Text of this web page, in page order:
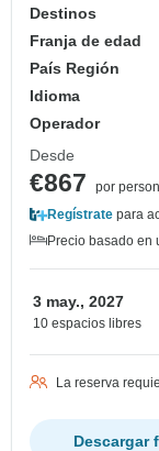
Destinos
Franja de edad
País Región
Idioma
Operador
Desde
€867
por
Regístrate para
Precio basado en
3 may., 2027
10 espacios libres
La reserva
Descargar